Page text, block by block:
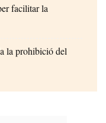
facilitar la
la prohibició del